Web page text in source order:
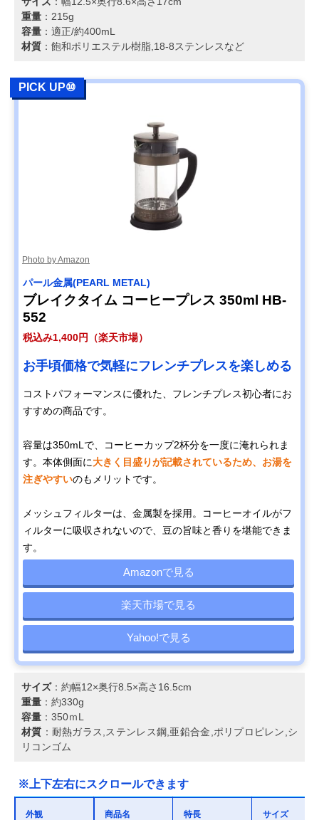
重量 ：215g
容量 ：適正/約400mL
材質 ：飽和ポリエステル樹脂,18-8ステンレスなど
PICK UP⑩
Photo by Amazon
パール金属(PEARL METAL)
ブレイクタイム コーヒープレス 350ml HB-
552
税込み1,400円（楽天市場）
お手頃価格で気軽にフレンチプレスを楽しめる
コストパフォーマンスに優れた、フレンチプレス初心者にお
すすめの商品です。
容量は350mLで、コーヒーカップ2杯分を一度に淹れられま
す。本体側面に大きく目盛りが記載されているため、お湯を
注ぎやすいのもメリットです。
メッシュフィルターは、金属製を採用。コーヒーオイルがフ
ィルターに吸収されないので、豆の旨味と香りを堪能できま
す。
Amazonで見る
楽天市場で見る
Yahoo!で見る
サイズ：約幅12×奥行8.5×高さ16.5cm
重量 ：約330g
容量 ：350ｍL
材質 ：耐熱ガラス,ステンレス鋼,亜鉛合金,ポリプロピレン,シ
リコンゴム
※上下左右にスクロールできます
外観 商品名 特長 サイズ